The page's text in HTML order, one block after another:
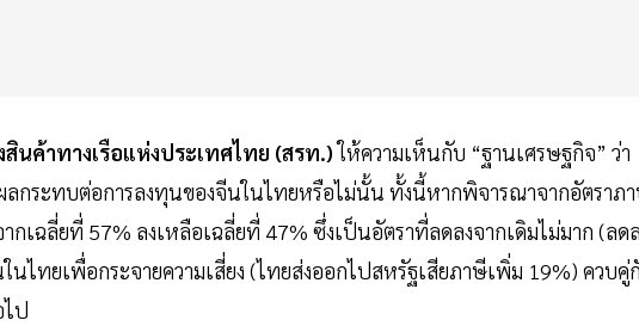
นค้าทางเรือแห่งประเทศไทย (สรท.)ให้ความเห็นกับ “ฐานเศรษฐกิจ” ว่า
กระทบต่อการลงทุนของจีนในไทยหรือไม่นั้น ทั้งนี้หากพิจารณาจากอัตราภ
เฉลี่ยที่ 57% ลงเหลือเฉลี่ยที่ 47% ซึ่งเป็นอัตราที่ลดลงจากเดิมไม่มาก (ลด
นไทยเพื่อกระจายความเสี่ยง (ไทยส่งออกไปสหรัฐเสียภาษีเพิ่ม 19%) ควบคู่
ไป